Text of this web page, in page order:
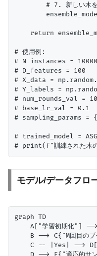
# 7. 新しい木を
return
# 使用例:
# N_instances =
# D_features = 100
# X_data =
# Y_labels =
# num_rounds_val =
# base_lr_val = 0.1
# sampling_params
# trained_model =
モデル/データフロ
graph TD
A["学習初期化"] --
B --> C{"M回目のブ
C -- |Yes| --> D["
D --> E{"適応的サン